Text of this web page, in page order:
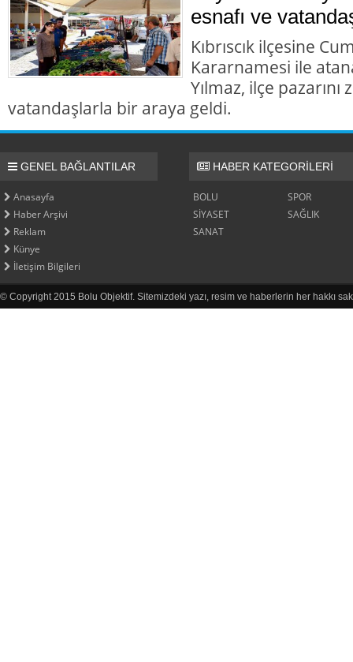
esnafı ve
Kıbrıscık ilçesine
Kararnamesi ile
Yılmaz, ilçe
vatandaşlarla bir araya geldi.
GENEL BAĞLANTILAR
Anasayfa
Haber Arşivi
Reklam
Künye
İletişim Bilgileri
HABER KATEGORİLERİ
BOLU
SPOR
SİYASET
SAĞLIK
SANAT
© Copyright 2015 Bolu Objektif. Sitemizdeki yazı, resim ve haberlerin her hakkı